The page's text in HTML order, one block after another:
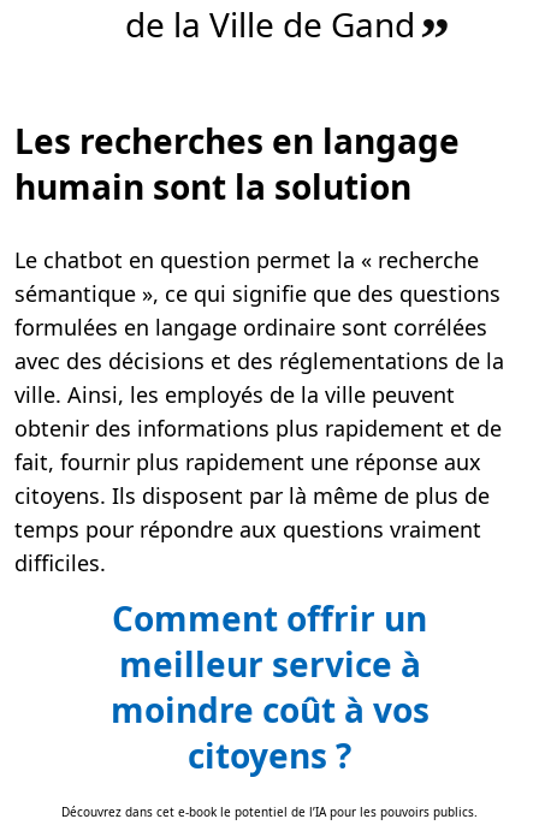
de la Ville de Gand”
Les recherches en langage
humain sont la solution
Le chatbot en question permet la « recherche
sémantique », ce qui signifie que des questions
formulées en langage ordinaire sont corrélées
avec des décisions et des réglementations de la
ville. Ainsi, les employés de la ville peuvent
obtenir des informations plus rapidement et de
fait, fournir plus rapidement une réponse aux
citoyens. Ils disposent par là même de plus de
temps pour répondre aux questions vraiment
difficiles.
Comment offrir un
meilleur service à
moindre coût à vos
citoyens ?
Découvrez dans cet e-book le potentiel de l’IA pour les pouvoirs publics.